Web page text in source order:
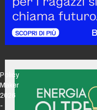
Policy
Maker
2026
-